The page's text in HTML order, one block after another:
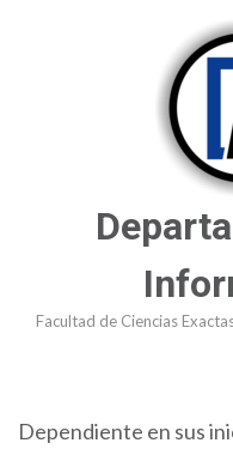
Facultad de Ciencias
Dependiente en sus